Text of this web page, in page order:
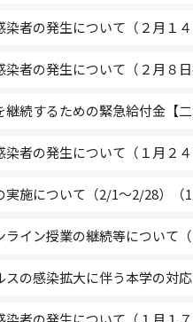
者の発生について（２月１４
者の発生について（２月８日
継続するための緊急給付金【
者の発生について（１月２４
施について（2/1～2/28）（1
イン授業の継続等について（
スの感染拡大に伴う本学の対